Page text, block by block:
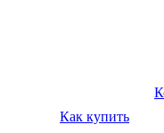
Как купить